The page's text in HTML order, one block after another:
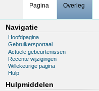
Pagina
Overleg
Navigatie
Hoofdpagina
Gebruikersportaal
Actuele gebeurtenissen
Recente wijzigingen
Willekeurige pagina
Hulp
Hulpmiddelen